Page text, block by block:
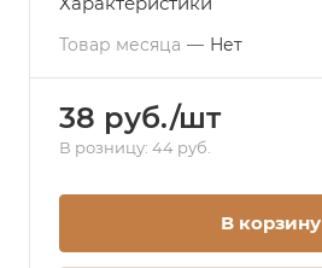
Товар месяца — Нет
38 руб./шт
В розницу: 44 руб.
В корзину